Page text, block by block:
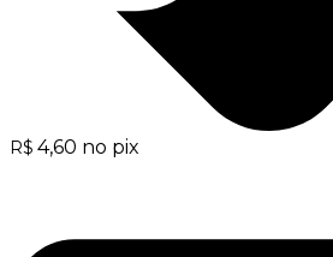
R$ 4,60 no pix